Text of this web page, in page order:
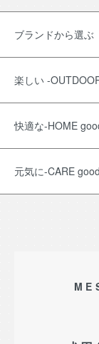
ブランドから選ぶ
楽しい -
快適な-HOME
元気に-CARE